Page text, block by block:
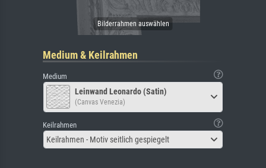
Medium & Keilrahmen
Medium
Leinwand Leonardo (Satin)
(Canvas Venezia)
Keilrahmen
Keilrahmen - Motiv seitlich gespiegelt